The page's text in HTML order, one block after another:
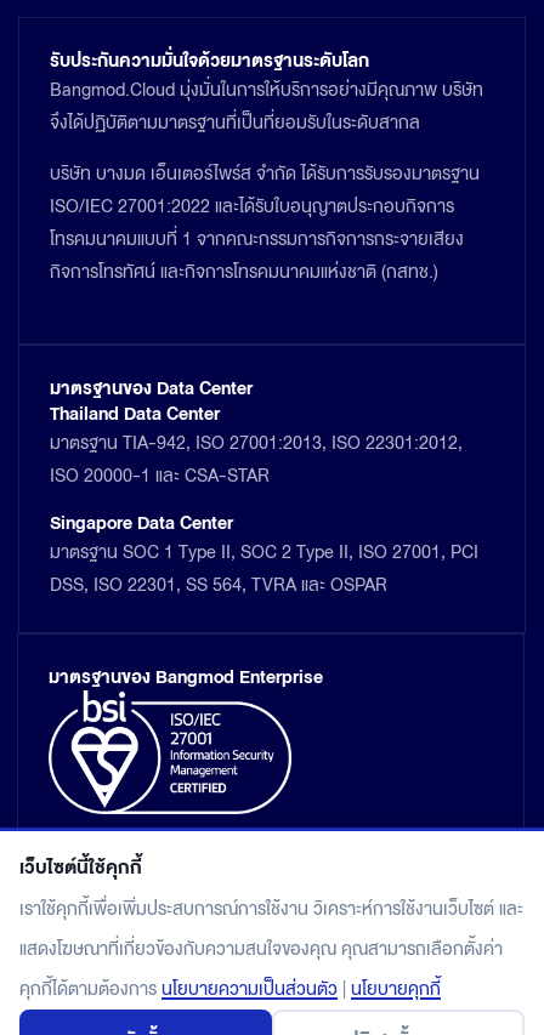
รับประกันความมั่นใจด้วยมาตรฐานระดับโลก
Bangmod.Cloud มุ่งมั่นในการให้บริการอย่างมีคุณภาพ บริษัท
จึงได้ปฏิบัติตามมาตรฐานที่เป็นที่ยอมรับในระดับสากล
บริษัท บางมด เอ็นเตอร์ไพร์ส จำกัด ได้รับการรับรองมาตรฐาน
ISO/IEC 27001:2022 และได้รับใบอนุญาตประกอบกิจการ
โทรคมนาคมแบบที่ 1 จากคณะกรรมการกิจการกระจายเสียง
กิจการโทรทัศน์ และกิจการโทรคมนาคมแห่งชาติ (กสทช.)
มาตรฐานของ Data Center
Thailand Data Center
มาตรฐาน TIA-942, ISO 27001:2013, ISO 22301:2012,
ISO 20000-1 และ CSA-STAR
Singapore Data Center
มาตรฐาน SOC 1 Type II, SOC 2 Type II, ISO 27001, PCI
DSS, ISO 22301, SS 564, TVRA และ OSPAR
มาตรฐานของ Bangmod Enterprise
แผนผังเว็บไซต์
นโยบายคุ้มครองข้อมูลส่วนบุคคล
เว็บไซต์นี้ใช้คุกกี้
เราใช้คุกกี้เพื่อเพิ่มประสบการณ์การใช้งาน วิเคราะห์การใช้งานเว็บไซต์ และ
แสดงโฆษณาที่เกี่ยวข้องกับความสนใจของคุณ คุณสามารถเลือกตั้งค่า
คุกกี้ได้ตามต้องการนโยบายความเป็นส่วนตัว | นโยบายคุกกี้